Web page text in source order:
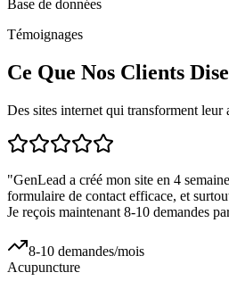
Base de données
Témoignages
Ce Que Nos Clients
Des sites internet qui transforment leur
"GenLead a créé mon site en 4
formulaire de contact efficace, et
Je reçois maintenant 8-10 demandes
8-10 demandes/mois
Acupuncture